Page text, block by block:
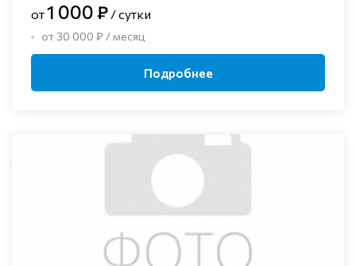
от1 000 ₽ / сутки
от 30 000 ₽ / месяц
Подробнее